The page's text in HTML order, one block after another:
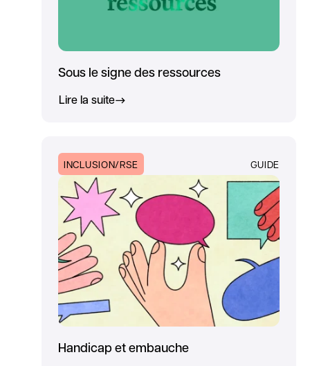
Sous le signe des ressources
Lire la suite
INCLUSION/RSE GUIDE
Handicap et embauche